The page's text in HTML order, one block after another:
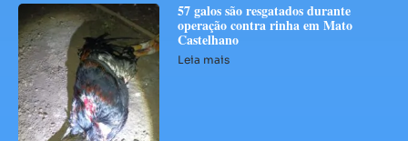
57 galos são resgatados durante
operação contra rinha em Mato
Castelhano
Leia mais